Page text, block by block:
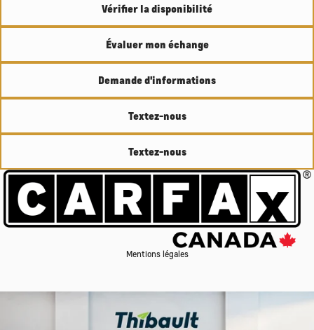
Vérifier la disponibilité
Évaluer mon échange
Demande d'informations
Textez-nous
Textez-nous
Mentions légales